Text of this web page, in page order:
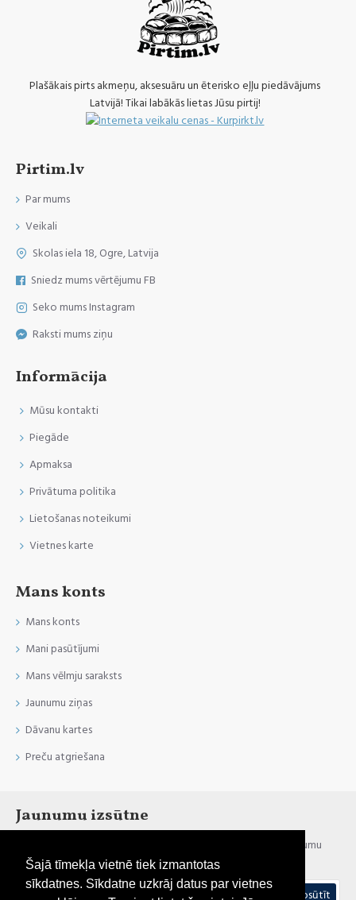
Šajā tīmekļa vietnē tiek izmantotas
sīkdatnes. Sīkdatne uzkrāj datus par vietnes
Plašākais pirts akmeņu, aksesuāru un ēterisko eļļu piedāvājums
Latvijā! Tikai labākās lietas Jūsu pirtij!
Pirtim.lv
Par mums
Veikali
Skolas iela 18, Ogre, Latvija
Sniedz mums vērtējumu FB
Seko mums Instagram
Raksti mums ziņu
Informācija
Mūsu kontakti
Piegāde
Apmaksa
Privātuma politika
Lietošanas noteikumi
Vietnes karte
Mans konts
Mans konts
Mani pasūtījumi
Mans vēlmju saraksts
Jaunumu ziņas
Dāvanu kartes
Preču atgriešana
Jaunumu izsūtne
Esi informēts par jaunumiem un akcijām, reģistrējies mūsu jaunumu
izsūtnei
Nosūtīt